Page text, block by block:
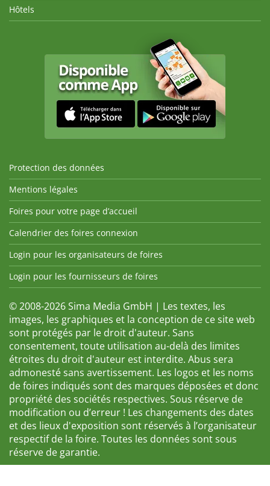
Hôtels
Protection des données
Mentions légales
Foires pour votre page d’accueil
Calendrier des foires connexion
Login pour les organisateurs de foires
Login pour les fournisseurs de foires
© 2008-2026 Sima Media GmbH | Les textes, les
images, les graphiques et la conception de ce site web
sont protégés par le droit d'auteur. Sans
consentement, toute utilisation au-delà des limites
étroites du droit d'auteur est interdite. Abus sera
admonesté sans avertissement. Les logos et les noms
de foires indiqués sont des marques déposées et donc
propriété des sociétés respectives. Sous réserve de
modification ou d’erreur ! Les changements des dates
et des lieux d'exposition sont réservés à l’organisateur
respectif de la foire. Toutes les données sont sous
réserve de garantie.